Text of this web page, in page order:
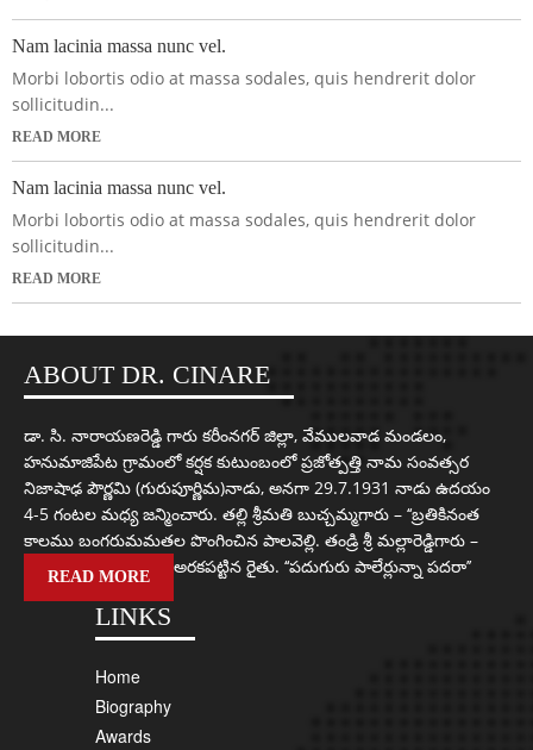
Nam lacinia massa nunc vel.
Morbi lobortis odio at massa sodales, quis hendrerit dolor
sollicitudin...
READ MORE
Nam lacinia massa nunc vel.
Morbi lobortis odio at massa sodales, quis hendrerit dolor
sollicitudin...
READ MORE
ABOUT DR. CINARE
డా. సి. నారాయణరెడ్డి గారు కరీంనగర్ జిల్లా, వేములవాడ మండలం,
హనుమాజిపేట గ్రామంలో కర్షక కుటుంబంలో ప్రజోత్పత్తి నామ సంవత్సర
నిజాషాఢ పౌర్ణమి (గురుపూర్ణిమ)నాడు, అనగా 29.7.1931 నాడు ఉదయం
4-5 గంటల మధ్య జన్మించారు. తల్లి శ్రీమతి బుచ్చమ్మగారు – ‘‘బ్రతికినంత
కాలము బంగరుమమతల పొంగించిన పాలవెల్లి. తండ్రి శ్రీ మల్లారెడ్డిగారు –
అరకపట్టిన రైతు. ‘‘పదుగురు పాలేర్లున్నా పదరా’’
READ MORE
LINKS
Home
Biography
Awards